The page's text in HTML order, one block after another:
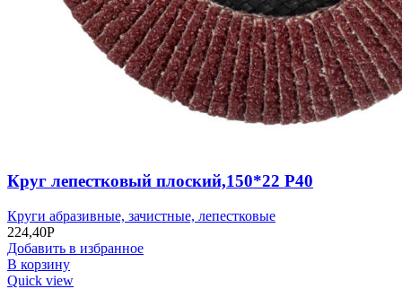
Круг лепестковый плоский,150*22 Р40
Круги абразивные, зачистные, лепестковые
224,40Р
Добавить в избранное
В корзину
Quick view